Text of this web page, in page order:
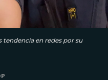
tendencia en redes por su